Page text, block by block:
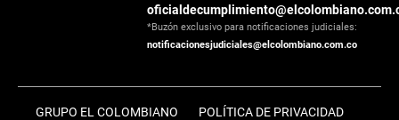
*Buzón exclusivo para notificaciones judiciales:
notificacionesjudiciales@elcolombiano.com.co
GRUPO EL COLOMBIANO POLÍTICA DE PRIVACIDAD